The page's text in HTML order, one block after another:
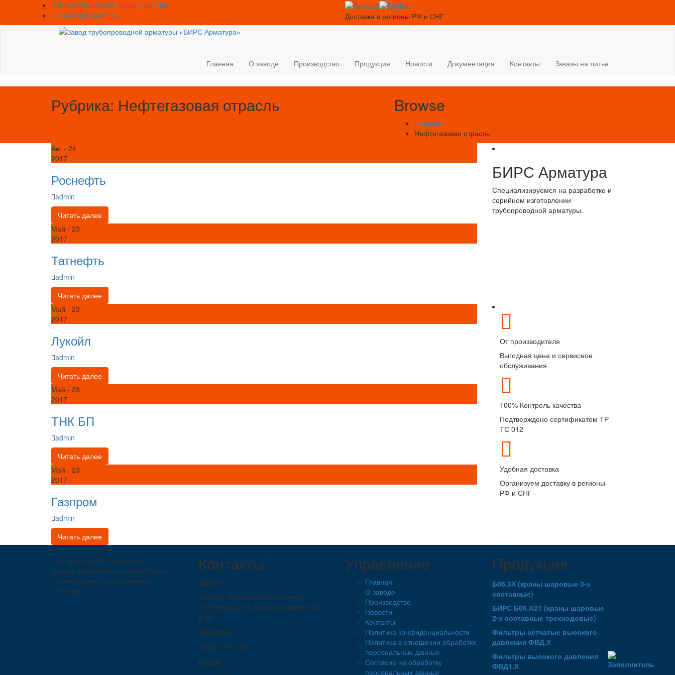
content
КОНСУЛЬТАЦИЯ: (8352) 709-706
market@birsarm.ru
Доставка в регионы РФ и СНГ
Главная О заводе Производство Продукция Новости Документация Контакты Заказы на литье
Рубрика: Нефтегазовая отрасль Browse
Главная
Нефтегазовая отрасль
Авг - 24
2017
Роснефть
admin
Читать далее
Май - 23
2017
Татнефть
admin
Читать далее
Май - 23
2017
Лукойл
admin
Читать далее
Май - 23
2017
ТНК БП
admin
Читать далее
Май - 23
2017
Газпром
admin
Читать далее
БИРС Арматура
Специализируемся на разработке и
серийном изготовлении
трубопроводной арматуры.
От производителя
Выгодная цена и сервисное
обслуживания
100% Контроль качества
Подтверждено сертификатом ТР
ТС 012
Удобная доставка
Организуем доставку в регионы
РФ и СНГ
Компания «БИРС Арматура»
специализируется на разработке и
производстве трубопроводной
арматуры
Контакты
Адрес:
428028, Чувашская республика,
г.Чебоксары, пр.Тракторостроителей,
д.84
Телефон:
(8352) 709-706
E-mail:
Управление
Главная
О заводе
Производство
Новости
Контакты
Политика конфиденциальности
Политика в отношении обработки
персональных данных
Согласие на обработку
персональных данных
Продукция
Б06.3Х (краны шаровые 3-х
составные)
БИРС Б06.А21 (краны шаровые
2-х составные трехходовые)
Фильтры сетчатые высокого
давления ФВД.Х
Фильтры высокого давления
ФВД1.Х